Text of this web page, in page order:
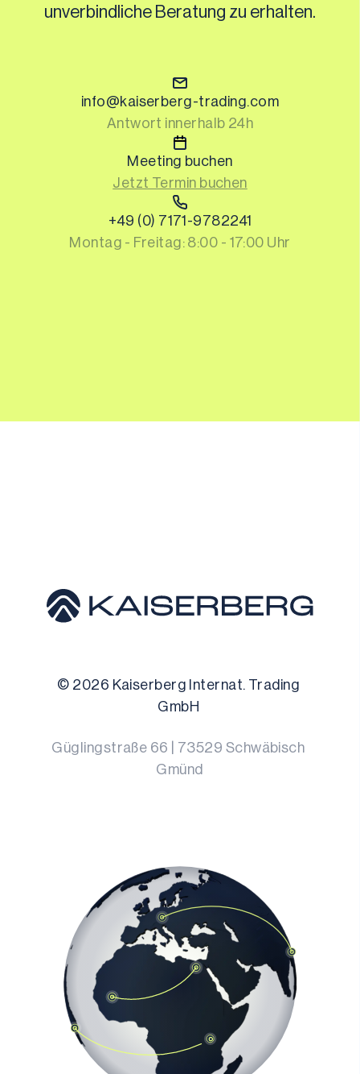
unverbindliche Beratung zu erhalten.
info@kaiserberg-trading.com
Antwort innerhalb 24h
Meeting buchen
Jetzt Termin buchen
+49 (0) 7171-9782241
Montag - Freitag: 8:00 - 17:00 Uhr
© 2026 Kaiserberg Internat. Trading
GmbH
Güglingstraße 66 73529 Schwäbisch
Gmünd